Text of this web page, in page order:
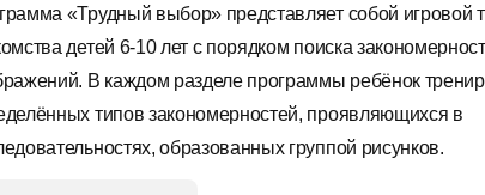
«Трудный выбор» представляет собой игровой
детей 6-10 лет с порядком поиска
В каждом разделе программы ребёнок
типов закономерностей, проявляющихся в
образованных группой рисунков.